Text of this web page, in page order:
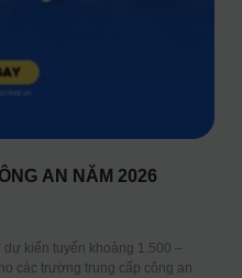
AN NĂM 2026
kiến tuyển khoảng 1.500 –
các trường trung cấp công an